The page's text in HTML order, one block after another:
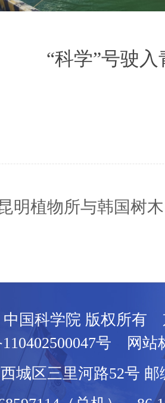
“科学”号驶
明植物所与韩国树
中国科学院 版权所有
号 网站
城区三里河路52号 邮